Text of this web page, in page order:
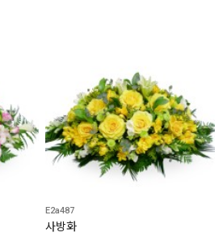
E2a487
사방화